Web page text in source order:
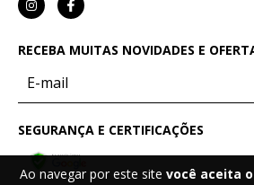
Ao navegar por este site você aceita
RECEBA MUITAS NOVIDADES E
SEGURANÇA E CERTIFICAÇÕES